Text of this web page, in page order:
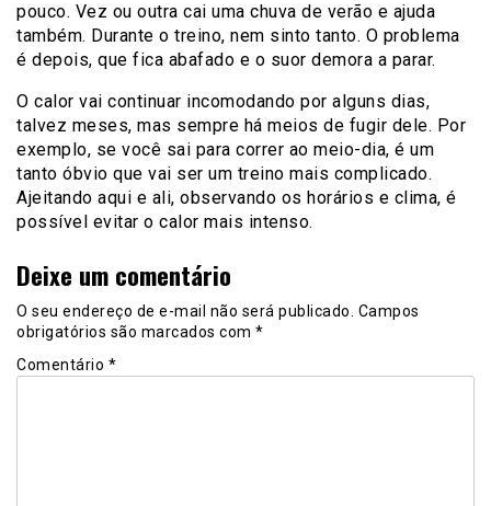
pouco. Vez ou outra cai uma chuva de verão e ajuda
também. Durante o treino, nem sinto tanto. O problema
é depois, que fica abafado e o suor demora a parar.
O calor vai continuar incomodando por alguns dias,
talvez meses, mas sempre há meios de fugir dele. Por
exemplo, se você sai para correr ao meio-dia, é um
tanto óbvio que vai ser um treino mais complicado.
Ajeitando aqui e ali, observando os horários e clima, é
possível evitar o calor mais intenso.
Deixe um comentário
O seu endereço de e-mail não será publicado. Campos
obrigatórios são marcados com *
Comentário *